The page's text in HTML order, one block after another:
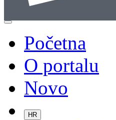
Početna
O portalu
Novo
HR